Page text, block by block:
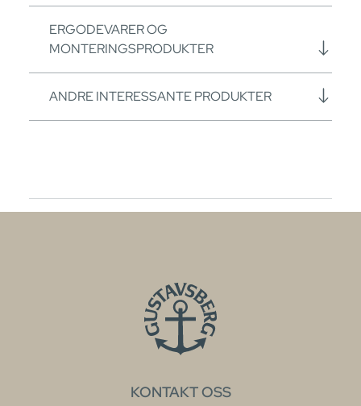
ERGODEVARER OG
MONTERINGSPRODUKTER
ANDRE INTERESSANTE PRODUKTER
KONTAKT OSS